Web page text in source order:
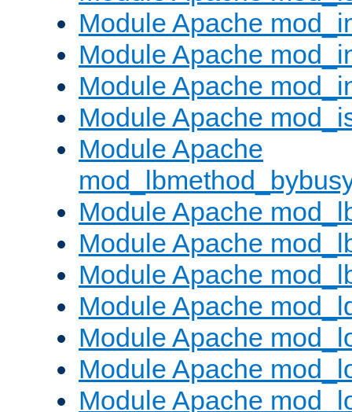
Module Apache
Module Apache
Module Apache
Module Apache
Module Apache
Module Apache
Module Apache
Module Apache
Module Apache
Module Apache
Module Apache
Module Apache